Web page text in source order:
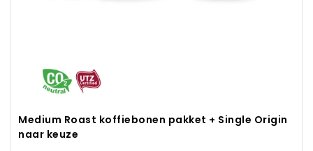
Medium Roast koffiebonen pakket + Single Origin
naar keuze